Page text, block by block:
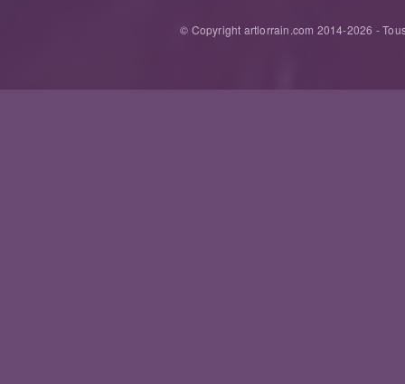
© Copyright artlorrain.com 2014-2026 -